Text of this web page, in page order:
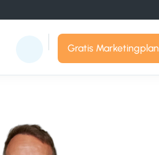
Gratis Marketingplan